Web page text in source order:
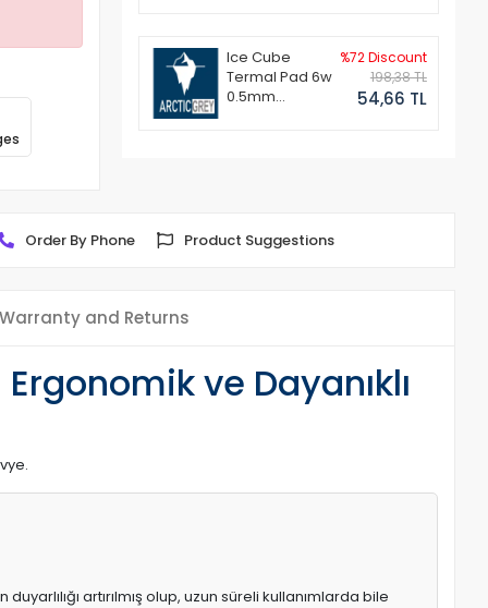
Ice Cube
Termal Pad 6w
0.5mm
%72 Discount
198,38 TL
54,66 TL
Order By Phone Product Suggestions
Warranty and Returns
ve Dayanıklı
artırılmış olup, uzun süreli kullanımlarda bile